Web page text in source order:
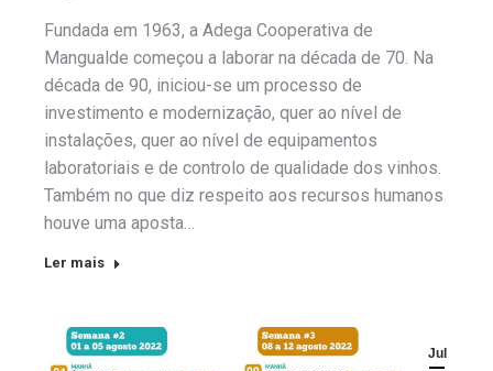
Fundada em 1963, a Adega Cooperativa de
Mangualde começou a laborar na década de 70. Na
década de 90, iniciou-se um processo de
investimento e modernização, quer ao nível de
instalações, quer ao nível de equipamentos
laboratoriais e de controlo de qualidade dos vinhos.
Também no que diz respeito aos recursos humanos
houve uma aposta…
Ler mais
Jul